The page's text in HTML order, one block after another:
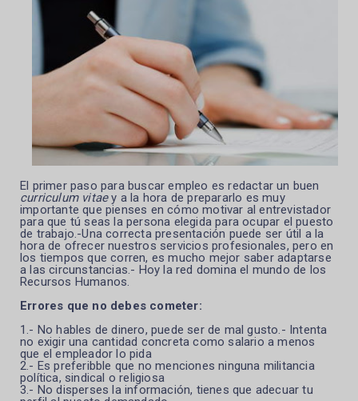
El primer paso para buscar empleo es redactar un buen
curriculum vitaey a la hora de prepararlo es muy
importante que pienses en cómo motivar al entrevistador
para que tú seas la persona elegida para ocupar el puesto
de trabajo.-Una correcta presentación puede ser útil a la
hora de ofrecer nuestros servicios profesionales, pero en
los tiempos que corren, es mucho mejor saber adaptarse
a las circunstancias.- Hoy la red domina el mundo de los
Recursos Humanos.
Errores que no debes cometer:
1.- No hables de dinero, puede ser de mal gusto.- Intenta
no exigir una cantidad concreta como salario a menos
que el empleador lo pida
2.- Es preferibble que no menciones ninguna militancia
política, sindical o religiosa
3.- No disperses la información, tienes que adecuar tu